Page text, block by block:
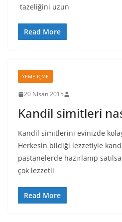
tazeliğini uzun
Read More
YEME İÇME
20 Nisan 2015
Kandil simitleri
Kandil simitlerini evinizde
Herkesin bildiği lezzetiyle
pastanelerde hazırlanıp
çok lezzetli
Read More